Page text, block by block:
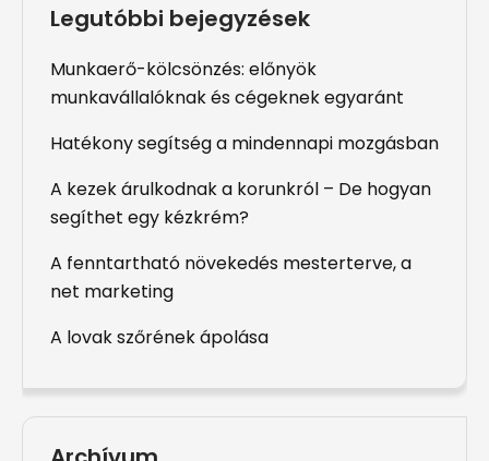
Legutóbbi bejegyzések
Munkaerő-kölcsönzés: előnyök
munkavállalóknak és cégeknek egyaránt
Hatékony segítség a mindennapi mozgásban
A kezek árulkodnak a korunkról – De hogyan
segíthet egy kézkrém?
A fenntartható növekedés mesterterve, a
net marketing
A lovak szőrének ápolása